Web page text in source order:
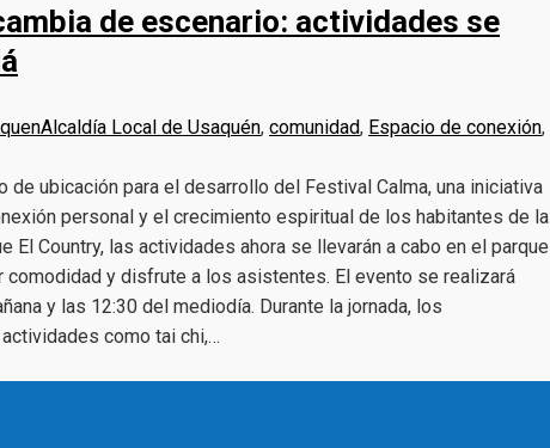
de escenario: actividades se
Alcaldía Local de Usaquén, comunidad, Espacio de conexión,
de ubicación para el desarrollo del Festival Calma, una iniciativa
personal y el crecimiento espiritual de los habitantes de la
El Country, las actividades ahora se llevarán a cabo en el parque
comodidad y disfrute a los asistentes. El evento se realizará
y las 12:30 del mediodía. Durante la jornada, los
como tai chi,…